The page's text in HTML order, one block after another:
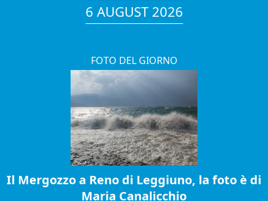
6 AUGUST 2026
FOTO DEL GIORNO
Il Mergozzo a Reno di Leggiuno, la foto è di
Maria Canalicchio